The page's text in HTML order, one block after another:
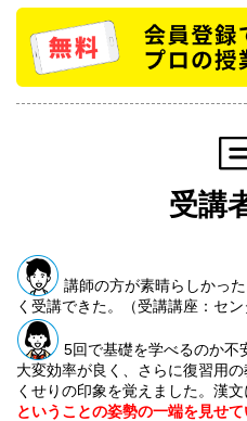
受講
講師の方が素晴らしかっ
く受講できた。（受講講座：セン
5回で基礎を学べるのか不
大変効率が良く、さらに復習用
くせりの印象を覚えました。漢
ということの姿勢の一端を見せ